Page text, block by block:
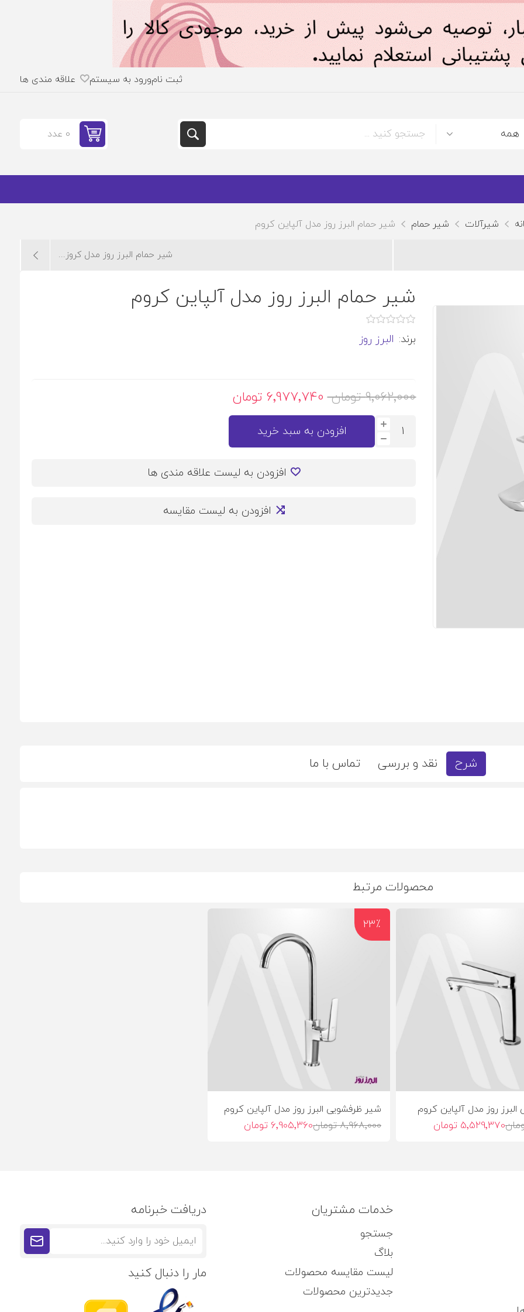
ثبت نامورود به سیستم علاقه مندی ها
0 عدد
شیرآلات شیر حمام شیر حمام البرز روز مدل آلپاین کروم
شیر حمام البرز روز مدل کروز...
شیر حمام البرز روز مدل آلپاین کروم
برند: البرز روز
9٬062٬000 تومان 6٬977٬740 تومان
افزودن به سبد خرید
افزودن به لیست علاقه مندی ها
افزودن به لیست مقایسه
شرح نقد و بررسی تماس با ما
محصولات مرتبط
روز مدل آلپاین کروم
5٬529٬370 تومان
23٪
شیر ظرفشویی البرز روز مدل آلپاین کروم
8٬968٬000 تومان 6٬905٬360 تومان
خدمات مشتریان
جستجو
بلاگ
لیست مقایسه محصولات
جدیدترین محصولات
دریافت خبرنامه
مار را دنبال کنید